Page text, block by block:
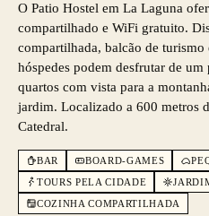
O Patio Hostel em La Laguna
compartilhado e WiFi gratuito.
compartilhada, balcão de turismo
hóspedes podem desfrutar de
quartos com vista para a
jardim. Localizado a 600 metros
Catedral.
BAR BOARD-GAMES
TOURS PELA CIDADE
COZINHA COMPARTILHADA